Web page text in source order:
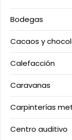
Bodegas
Cacaos y
Calefacción
Caravanas
Carpinterías
Centro auditivo